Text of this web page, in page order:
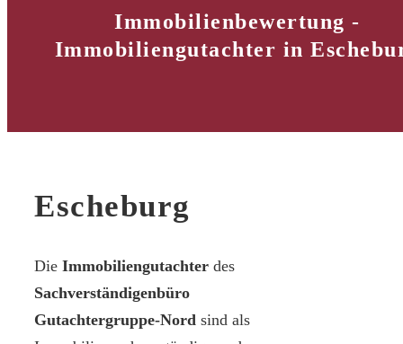
Immobilienbewertung -
Immobiliengutachter in
Escheburg
Die Immobiliengutachter des
Sachverständigenbüro
Gutachtergruppe-Nord sind als